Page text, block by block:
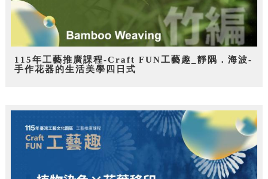
115年工藝推廣課程-Craft FUN工藝趣_靜隅．海波-
手作花器的生活美學四日式